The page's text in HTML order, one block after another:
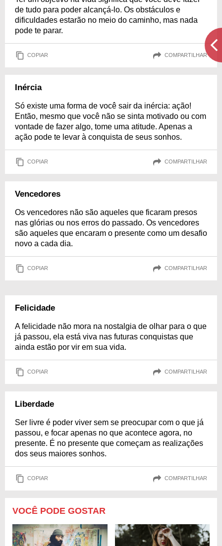
de tudo para poder alcançá-lo. Os obstáculos e
dificuldades estarão no meio do caminho, mas nada
pode te parar.
COPIAR COMPARTILHAR
Inércia
Só existe uma forma de você sair da inércia: ação!
Então, mesmo que você não se sinta motivado ou com
vontade de fazer algo, tome uma atitude. Apenas a
ação pode te levar à conquista de seus sonhos.
COPIAR COMPARTILHAR
Vencedores
Os vencedores não são aqueles que ficaram presos
nas glórias ou nos erros do passado. Os vencedores
são aqueles que encaram o presente como um desafio
novo a cada dia.
COPIAR COMPARTILHAR
Felicidade
A felicidade não mora na nostalgia de olhar para o que
já passou, ela está viva nas futuras conquistas que
ainda estão por vir em sua vida.
COPIAR COMPARTILHAR
Liberdade
Ser livre é poder viver sem se preocupar com o que já
passou, e focar apenas no que acontece agora, no
presente. É no presente que começam as realizações
dos seus maiores sonhos.
COPIAR COMPARTILHAR
VOCÊ PODE GOSTAR